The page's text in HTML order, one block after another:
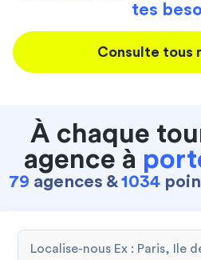
tes
Consulte tous
À chaque
agence à
79 agences &1034